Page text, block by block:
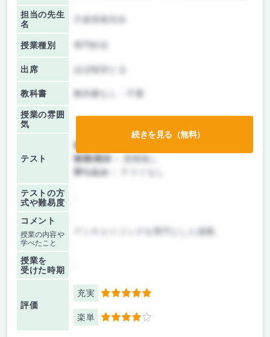
担当の先生
名
片倉喜範先生
授業種別
出席 ほぼ毎回とる
教科書 教科書なし・不要
授業の雰囲
気
テスト
前期/中間：
後期/期末：
授業無し
持ち込み：
テストの方
式や難易度
コメント
授業の内容や
学べたこと
授業を
受けた時期
評価
充実 5
楽単 4
続きを見る（無料）